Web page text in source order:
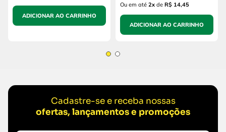
ADICIONAR AO CARRINHO
Ou em até 2x de R$ 14,45
ADICIONAR AO CARRINHO
Cadastre-se e receba nossas
ofertas, lançamentos e promoções